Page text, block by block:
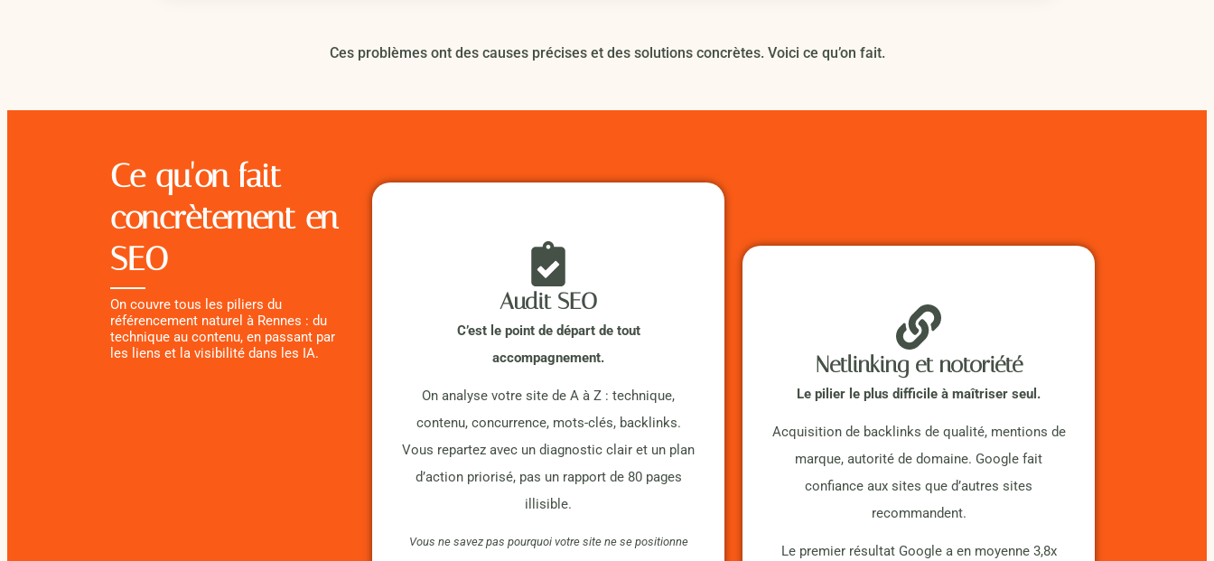
Ces problèmes ont des causes précises et des solutions concrètes. Voici ce qu’on fait.
Ce qu'on fait
concrètement en
SEO
On couvre tous les piliers du
référencement naturel à Rennes : du
technique au contenu, en passant par
les liens et la visibilité dans les IA.
Audit SEO
C’est le point de départ de tout
accompagnement.
On analyse votre site de A à Z : technique,
contenu, concurrence, mots-clés, backlinks.
Vous repartez avec un diagnostic clair et un plan
d’action priorisé, pas un rapport de 80 pages
illisible.
Vous ne savez pas pourquoi votre site ne se positionne
Netlinking et notoriété
Le pilier le plus difficile à maîtriser seul.
Acquisition de backlinks de qualité, mentions de
marque, autorité de domaine. Google fait
confiance aux sites que d’autres sites
recommandent.
Le premier résultat Google a en moyenne 3,8x